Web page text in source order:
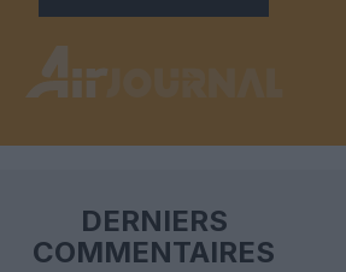
DERNIERS
COMMENTAIRES